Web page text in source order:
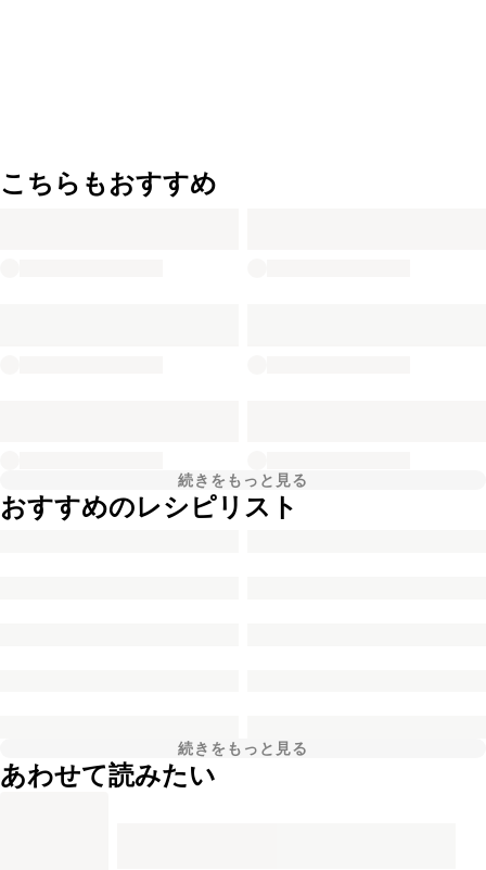
こちらもおすすめ
続きをもっと見る
おすすめのレシピリスト
続きをもっと見る
あわせて読みたい